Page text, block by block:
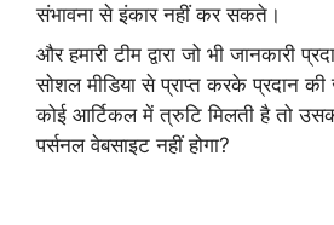
संभावना से इंकार नहीं कर सकते।
और हमारी टीम द्वारा जो भी जानकारी
सोशल मीडिया से प्राप्त करके प्रदान की
कोई आर्टिकल में त्रुटि मिलती है तो उसका
पर्सनल वेबसाइट नहीं होगा?